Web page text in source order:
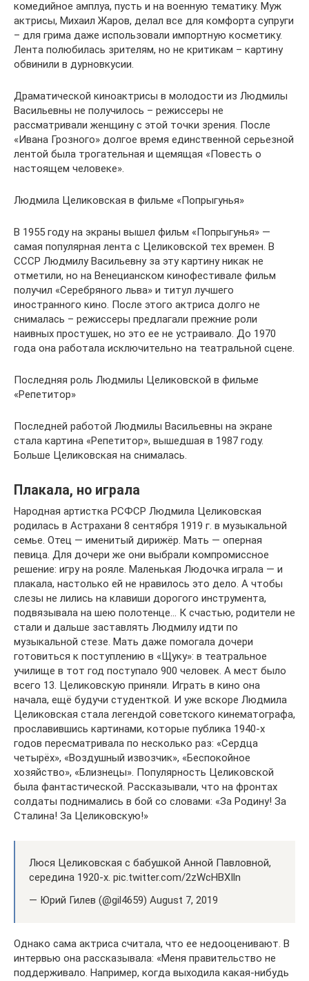
комедийное амплуа, пусть и на военную тематику. Муж
актрисы, Михаил Жаров, делал все для комфорта супруги
– для грима даже использовали импортную косметику.
Лента полюбилась зрителям, но не критикам – картину
обвинили в дурновкусии.
Драматической киноактрисы в молодости из Людмилы
Васильевны не получилось – режиссеры не
рассматривали женщину с этой точки зрения. После
«Ивана Грозного» долгое время единственной серьезной
лентой была трогательная и щемящая «Повесть о
настоящем человеке».
Людмила Целиковская в фильме «Попрыгунья»
В 1955 году на экраны вышел фильм «Попрыгунья» —
самая популярная лента с Целиковской тех времен. В
СССР Людмилу Васильевну за эту картину никак не
отметили, но на Венецианском кинофестивале фильм
получил «Серебряного льва» и титул лучшего
иностранного кино. После этого актриса долго не
снималась – режиссеры предлагали прежние роли
наивных простушек, но это ее не устраивало. До 1970
года она работала исключительно на театральной сцене.
Последняя роль Людмилы Целиковской в фильме
«Репетитор»
Последней работой Людмилы Васильевны на экране
стала картина «Репетитор», вышедшая в 1987 году.
Больше Целиковская на снималась.
Плакала, но играла
Народная артистка РСФСР Людмила Целиковская
родилась в Астрахани 8 сентября 1919 г. в музыкальной
семье. Отец — именитый дирижёр. Мать — оперная
певица. Для дочери же они выбрали компромиссное
решение: игру на рояле. Маленькая Людочка играла — и
плакала, настолько ей не нравилось это дело. А чтобы
слезы не лились на клавиши дорогого инструмента,
подвязывала на шею полотенце… К счастью, родители не
стали и дальше заставлять Людмилу идти по
музыкальной стезе. Мать даже помогала дочери
готовиться к поступлению в «Щуку»: в театральное
училище в тот год поступало 900 человек. А мест было
всего 13. Целиковскую приняли. Играть в кино она
начала, ещё будучи студенткой. И уже вскоре Людмила
Целиковская стала легендой советского кинематографа,
прославившись картинами, которые публика 1940-х
годов пересматривала по несколько раз: «Сердца
четырёх», «Воздушный извозчик», «Беспокойное
хозяйство», «Близнецы». Популярность Целиковской
была фантастической. Рассказывали, что на фронтах
солдаты поднимались в бой со словами: «За Родину! За
Сталина! За Целиковскую!»
Люся Целиковская с бабушкой Анной Павловной,
середина 1920-х. pic.twitter.com/2zWcHBXIln
— Юрий Гилев (@gil4659) August 7, 2019
Однако сама актриса считала, что ее недооценивают. В
интервью она рассказывала: «Меня правительство не
поддерживало. Например, когда выходила какая-нибудь